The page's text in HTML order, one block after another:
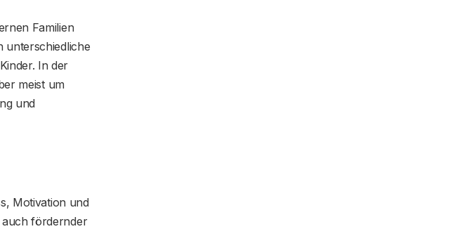
Familien
unterschiedliche
In der
meist um
und
Motivation und
auch fördernder